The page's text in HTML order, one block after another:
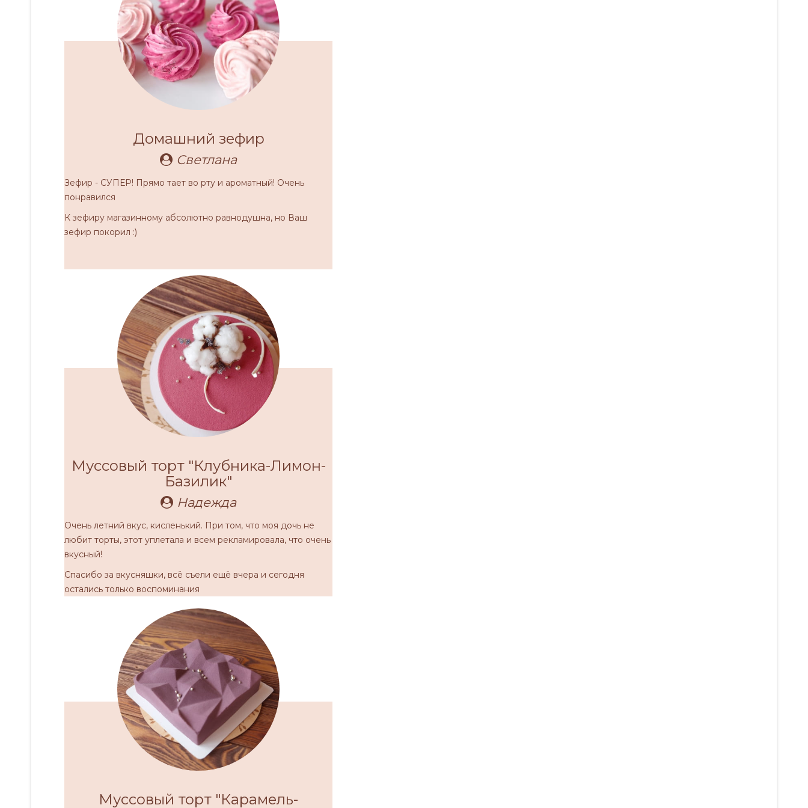
Домашний зефир
Светлана
Зефир - СУПЕР! Прямо тает во рту и ароматный! Очень
понравился
К зефиру магазинному абсолютно равнодушна, но Ваш
зефир покорил :)
Муссовый торт "Клубника-Лимон-
Базилик"
Надежда
Очень летний вкус, кисленький. При том, что моя дочь не
любит торты, этот уплетала и всем рекламировала, что очень
вкусный!
Спасибо за вкусняшки, всё съели ещё вчера и сегодня
остались только воспоминания
Муссовый торт "Карамель-